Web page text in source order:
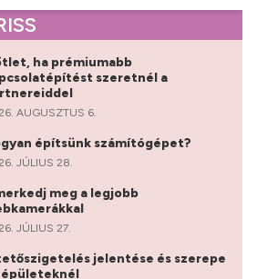
ha prémiumabb
szeretnél a
AUGUSZTUS 6.
építsünk számítógépet?
JÚLIUS 28.
meg a legjobb
JÚLIUS 27.
jelentése és szerepe
épületeknél